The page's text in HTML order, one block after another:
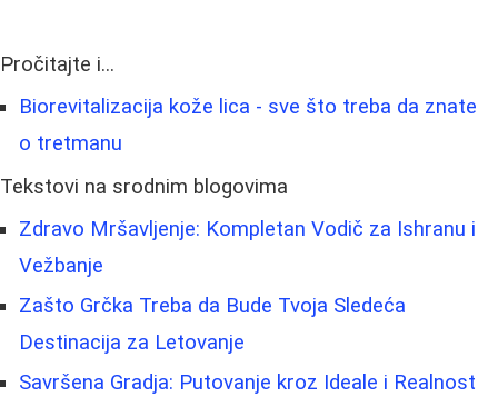
Pročitajte i...
Biorevitalizacija kože lica - sve što treba da znate
o tretmanu
Tekstovi na srodnim blogovima
Zdravo Mršavljenje: Kompletan Vodič za Ishranu i
Vežbanje
Zašto Grčka Treba da Bude Tvoja Sledeća
Destinacija za Letovanje
Savršena Gradja: Putovanje kroz Ideale i Realnost